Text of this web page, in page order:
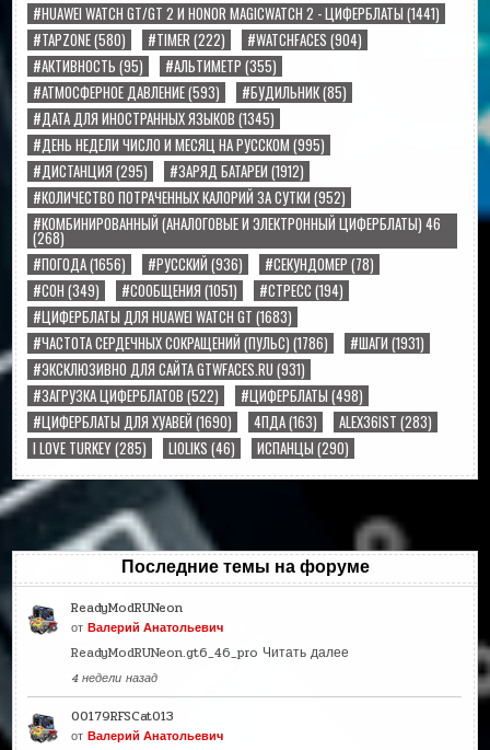
#HUAWEI WATCH GT/GT 2 И HONOR MAGICWATCH 2 - ЦИФЕРБЛАТЫ (1441)
#TAPZONE(580) #TIMER(222) #WATCHFACES (904)
#АКТИВНОСТЬ (95) #АЛЬТИМЕТР (355)
#АТМОСФЕРНОЕ ДАВЛЕНИЕ(593) #БУДИЛЬНИК(85)
#ДАТА ДЛЯ ИНОСТРАННЫХ ЯЗЫКОВ (1345)
#ДЕНЬ НЕДЕЛИ ЧИСЛО И МЕСЯЦ НА РУССКОМ (995)
#ДИСТАНЦИЯ (295) #ЗАРЯД БАТАРЕИ (1912)
#КОЛИЧЕСТВО ПОТРАЧЕННЫХ КАЛОРИЙ ЗА СУТКИ (952)
#КОМБИНИРОВАННЫЙ (АНАЛОГОВЫЕ И ЭЛЕКТРОННЫЙ ЦИФЕРБЛАТЫ) 46
(268)
#ПОГОДА(1656) #РУССКИЙ (936) #СЕКУНДОМЕР (78)
#СОН (349) #СООБЩЕНИЯ (1051) #СТРЕСС (194)
#ЦИФЕРБЛАТЫ ДЛЯ HUAWEI WATCH GT (1683)
#ЧАСТОТА СЕРДЕЧНЫХ СОКРАЩЕНИЙ (ПУЛЬС) (1786) #ШАГИ (1931)
#ЭКСКЛЮЗИВНО ДЛЯ САЙТА GTWFACES.RU (931)
#ЗАГРУЗКА ЦИФЕРБЛАТОВ (522) #ЦИФЕРБЛАТЫ (498)
#ЦИФЕРБЛАТЫ ДЛЯ ХУАВЕЙ (1690) 4ПДА(163) ALEX36IST (283)
I LOVE TURKEY(285) LIOLIKS (46) ИСПАНЦЫ (290)
Последние темы на форуме
ReadyModRUNeon
отВалерий Анатольевич
ReadyModRUNeon.gt6_46_pro Читать далее
4 недели назад
00179RFSCat013
отВалерий Анатольевич